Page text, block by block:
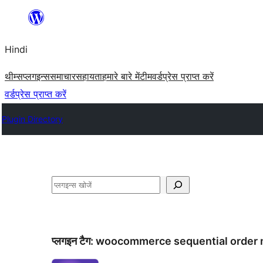
सामग्री
जाएं
Hindi
थीम्सप्लगइन्ससमाचारसहायताहमारे बारे मेंटीमवर्डप्रेस प्राप्त करें
वर्डप्रेस प्राप्त करें
Plugin Directory
खोजें
प्लगइन टैग: woocommerce sequential order